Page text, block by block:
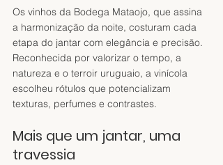
Os vinhos da Bodega Mataojo, que assina
a harmonização da noite, costuram cada
etapa do jantar com elegância e precisão.
Reconhecida por valorizar o tempo, a
natureza e o terroir uruguaio, a vinícola
escolheu rótulos que potencializam
texturas, perfumes e contrastes.
Mais que um jantar, uma
travessia